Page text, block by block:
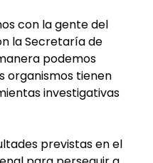
con la gente del
la Secretaría de
podemos
organismos tienen
investigativas
previstas en el